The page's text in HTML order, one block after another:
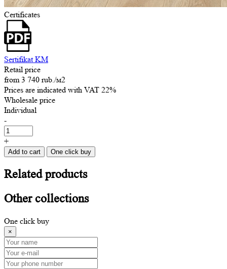
Certificates
Sertifikat KM
Retail price
from3 740 rub./м2
Prices are indicated with VAT 22%
Wholesale price
Individual
-
+
Add to cart One click buy
Relatedproducts
Othercollections
One click buy
×